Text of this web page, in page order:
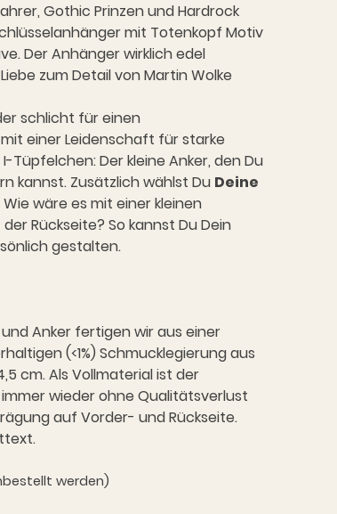
Gothic Prinzen und Hardrock
mit Totenkopf Motiv
Der Anhänger wirklich edel
zum Detail von Martin Wolke
schlicht für einen
einer Leidenschaft für starke
Tüpfelchen: Der kleine Anker, den Du
kannst. Zusätzlich wählst Du Deine
Wie wäre es mit einer kleinen
Rückseite? So kannst Du Dein
gestalten.
Anker fertigen wir aus einer
(<1%) Schmucklegierung aus
cm. Als Vollmaterial ist der
wieder ohne Qualitätsverlust
auf Vorder- und Rückseite.
werden)